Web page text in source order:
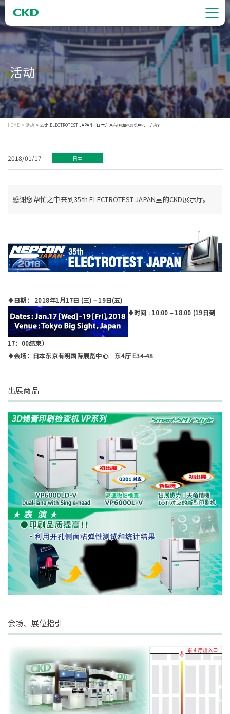
活动
HOME 活动 35th ELECTROTEST JAPAN／日本东京有明国际展览中心 东4厅
2018/01/17 日本
感谢您帮忙之中来到35th ELECTROTEST JAPAN里的CKD展示厅。
♦日期： 2018年1月17日 (三) – 19日(五)
♦时间 : 10:00 – 18:00 (19日到
17：00结束）
♦会场：日本东京有明国际展览中心 东4厅 E34-48
出展商品
会场、展位指引